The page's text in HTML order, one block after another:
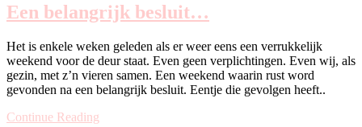
Een belangrijk besluit…
Het is enkele weken geleden als er weer eens een verrukkelijk
weekend voor de deur staat. Even geen verplichtingen. Even wij, als
gezin, met z’n vieren samen. Een weekend waarin rust word
gevonden na een belangrijk besluit. Eentje die gevolgen heeft..
Continue Reading